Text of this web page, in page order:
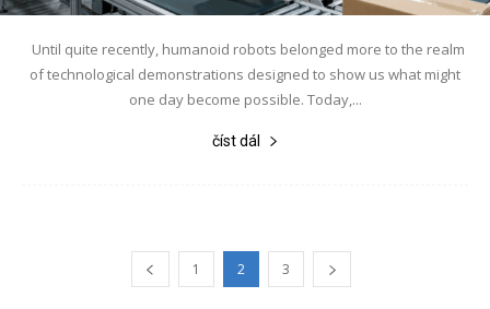
Until quite recently, humanoid robots belonged more to the realm
of technological demonstrations designed to show us what might
one day become possible. Today,...
číst dál
1 2 3